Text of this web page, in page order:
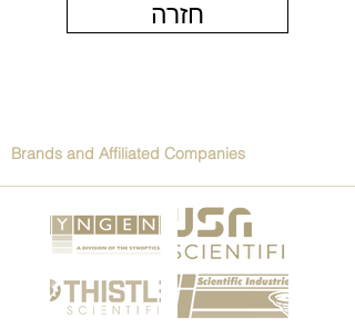
חזרה
Brands and Affiliated Companies